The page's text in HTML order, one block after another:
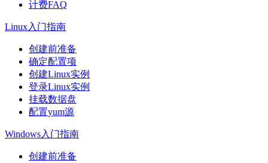
计费FAQ
Linux入门指南
创建前准备
确定配置项
创建Linux实例
登录Linux实例
挂载数据盘
配置yum源
Windows入门指南
创建前准备